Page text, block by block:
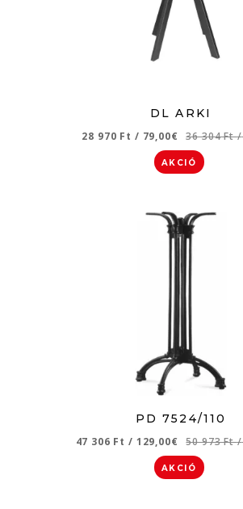
DL ARKI
28 970 Ft / 79,00€ 36 304 Ft/
AKCIÓ
PD 7524/110
47 306 Ft / 129,00€ 50 973 Ft/
AKCIÓ